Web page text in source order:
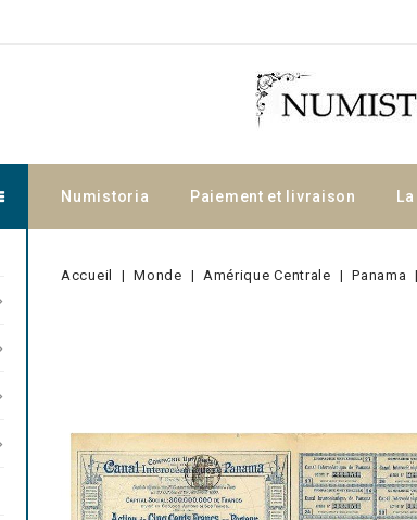
Numistoria Paiement et livraison
Accueil Monde Amérique Centrale Panama